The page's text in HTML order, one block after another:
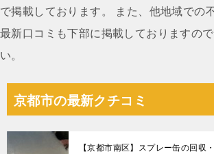
で掲載しております。 また、他地域での
最新口コミも下部に掲載しておりますの
い。
京都市の最新クチコミ
【京都市南区】スプレー缶の回